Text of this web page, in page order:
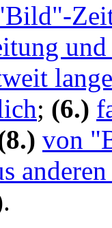
und
; (6.)
von